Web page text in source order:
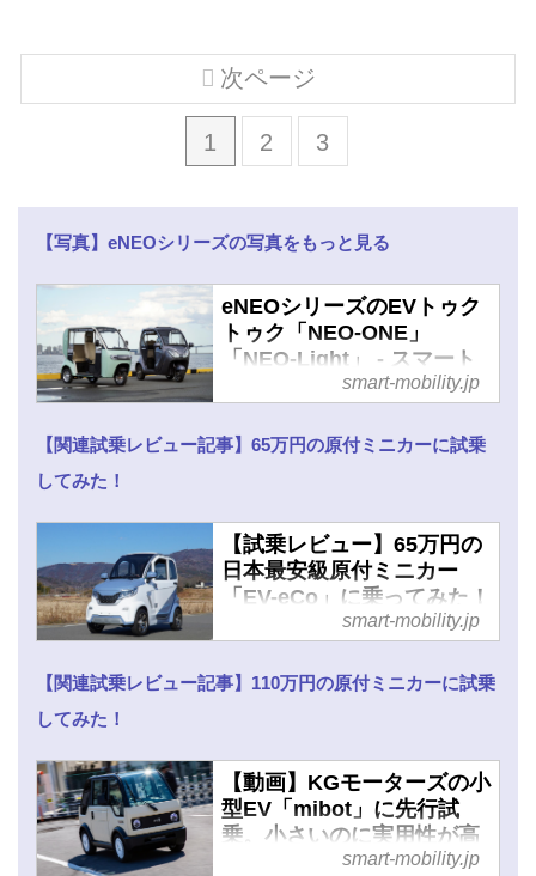
1 2 3
次ページ
【写真】eNEOシリーズの写真をもっと見る
eNEOシリーズのEVトゥク
トゥク「NEO-ONE」
「NEO-Light」 - スマート
モビリティJPsmart-mobility.jp
【関連試乗レビュー記事】65万円の原付ミニカーに試乗
してみた！
【試乗レビュー】65万円の
日本最安級原付ミニカー
「EV-eCo」に乗ってみた！
大胆に割り切った1人乗り
リティJP
smart-mobility.jp
【関連試乗レビュー記事】110万円の原付ミニカーに試乗
してみた！
【動画】KGモーターズの小
型EV「mibot」に先行試
乗。小さいのに実用性が高
い、110万円のひとり乗り
smart-mobility.jp